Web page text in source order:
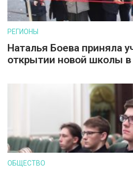
РЕГИОНЫ
Наталья Боева приняла
открытии новой школы в
ОБЩЕСТВО